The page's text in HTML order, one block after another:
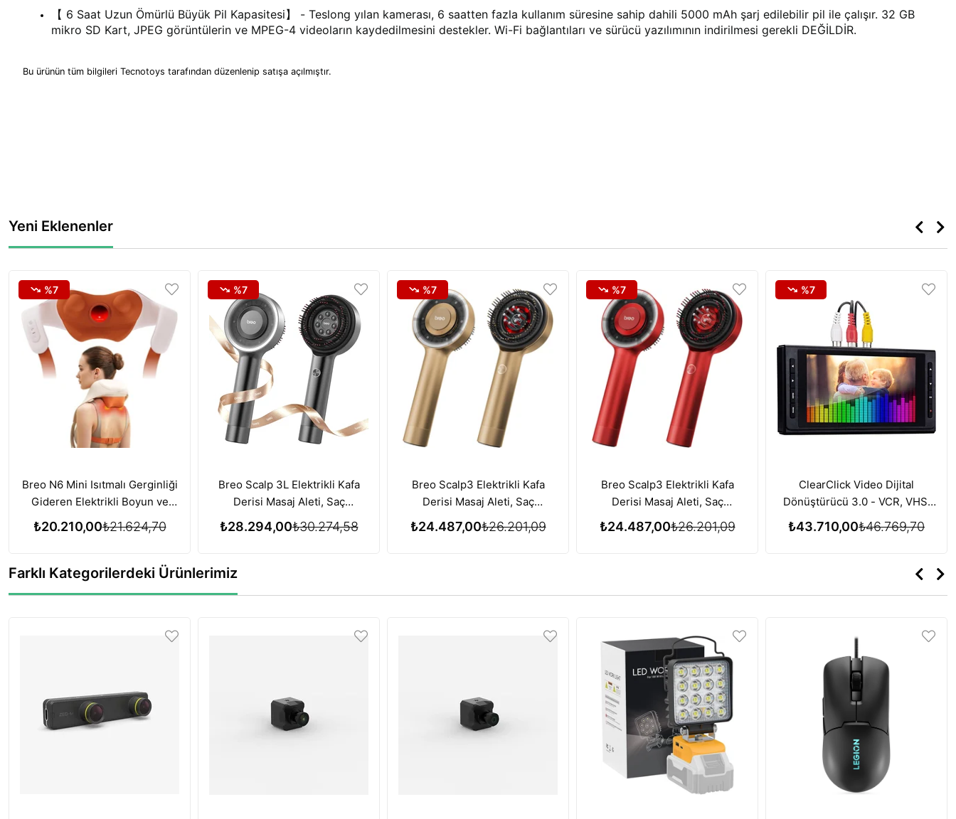
【 6 Saat Uzun Ömürlü Büyük Pil Kapasitesi】 - Teslong yılan kamerası, 6 saatten fazla kullanım süresine sahip dahili 5000 mAh şarj edilebilir pil ile çalışır. 32 GB
mikro SD Kart, JPEG görüntülerin ve MPEG-4 videoların kaydedilmesini destekler. Wi-Fi bağlantıları ve sürücü yazılımının indirilmesi gerekli DEĞİLDİR.
Bu ürünün tüm bilgileri Tecnotoys tarafından düzenlenip satışa açılmıştır.
Yeni Eklenenler
Breo N6 Mini Isıtmalı Gerginliği
Gideren Elektrikli Boyun ve
Omuz Masaj Aleti
₺20.210,00₺21.624,70
%7
Breo Scalp 3L Elektrikli Kafa
Derisi Masaj Aleti, Saç
Büyümesi için Kırmızı Işık
Terapisi Özelliğiyle
₺28.294,00₺30.274,58
%7
Breo Scalp3 Elektrikli Kafa
Derisi Masaj Aleti, Saç
Büyümesi için Kırmızı Işık
Terapisi Özelliği - Gold
₺24.487,00₺26.201,09
%7
Breo Scalp3 Elektrikli Kafa
Derisi Masaj Aleti, Saç
Büyümesi için Kırmızı Işık
Terapisi Özelliği - Kırmızı
₺24.487,00₺26.201,09
%7
ClearClick Video Dijital
Dönüştürücü 3.0 - VCR, VHS,
AV, RCA, Hi8, DVD, Pikap, Kaset
₺43.710,00₺46.769,70
%7
Farklı Kategorilerdeki Ürünlerimiz